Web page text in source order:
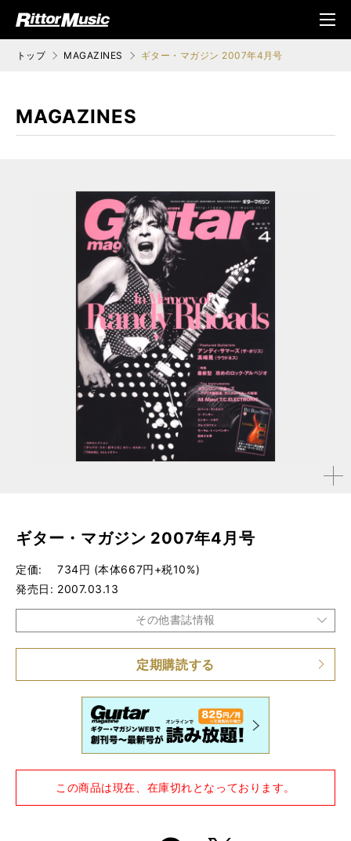
ジック (Rittor Musi
メニ
ュ
トップ MAGAZINES ギター・マガジン 2007年4月号
MAGAZINES
拡大す
ギター・マガジン 2007年4月号
定価
734円 (本体667円+税10%)
発売日
2007.03.13
その他書誌情報
A4変形判 / 272ページ
定期購読する
この商品は現在、在庫切れとなっております。